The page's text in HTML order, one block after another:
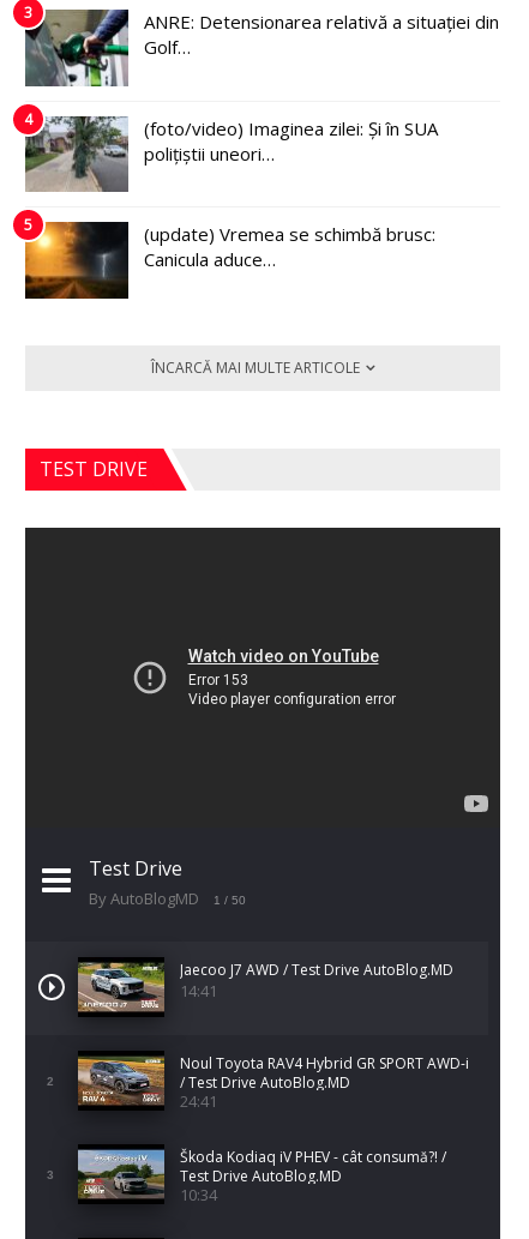
3
ANRE: Detensionarea relativă a situației din
Golf…
4
(foto/video) Imaginea zilei: Și în SUA
polițiștii uneori…
5
(update) Vremea se schimbă brusc:
Canicula aduce…
ÎNCARCĂ MAI MULTE ARTICOLE
TEST DRIVE
Test Drive
By AutoBlogMD 1 / 50
Jaecoo J7 AWD / Test Drive AutoBlog.MD
14:41
2
Noul Toyota RAV4 Hybrid GR SPORT AWD-i
/ Test Drive AutoBlog.MD
24:41
3
Škoda Kodiaq iV PHEV - cât consumă?! /
Test Drive AutoBlog.MD
10:34